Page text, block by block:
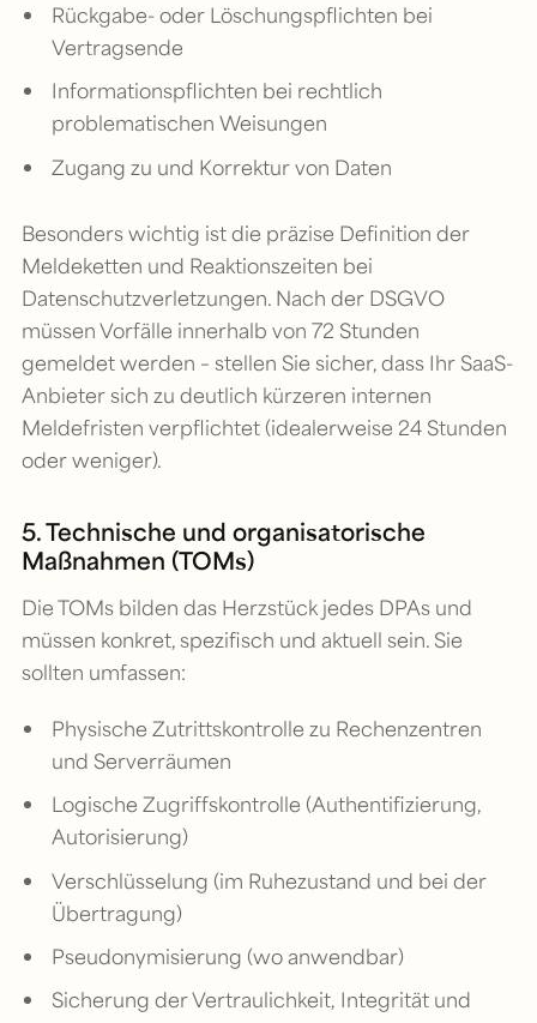
Rückgabe- oder Löschungspflichten bei
Vertragsende
Informationspflichten bei rechtlich
problematischen Weisungen
Zugang zu und Korrektur von Daten
Besonders wichtig ist die präzise Definition der
Meldeketten und Reaktionszeiten bei
Datenschutzverletzungen. Nach der DSGVO
müssen Vorfälle innerhalb von 72 Stunden
gemeldet werden – stellen Sie sicher, dass Ihr SaaS-
Anbieter sich zu deutlich kürzeren internen
Meldefristen verpflichtet (idealerweise 24 Stunden
oder weniger).
5. Technische und organisatorische
Maßnahmen (TOMs)
Die TOMs bilden das Herzstück jedes DPAs und
müssen konkret, spezifisch und aktuell sein. Sie
sollten umfassen:
Physische Zutrittskontrolle zu Rechenzentren
und Serverräumen
Logische Zugriffskontrolle (Authentifizierung,
Autorisierung)
Verschlüsselung (im Ruhezustand und bei der
Übertragung)
Pseudonymisierung (wo anwendbar)
Sicherung der Vertraulichkeit, Integrität und